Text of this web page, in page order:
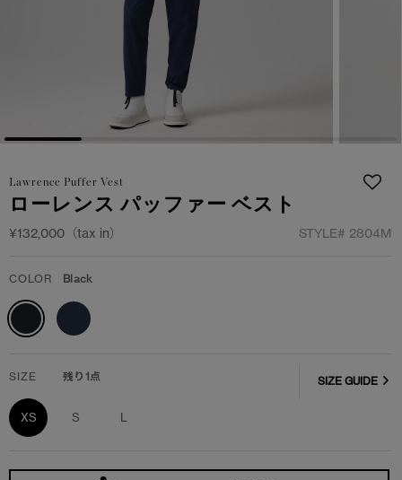
アウターウェア
アパレル
アクセサリー
フットウェア
コレクション
アウターウェア
アパレル
アクセサリー
フットウェア
コレクション
Lawrence Puffer Vest
ローレンス パッファー ベスト
¥132,000（tax in） STYLE# 2804M
COLOR Black
SIZE 残り1点
XS S L
SIZE GUIDE